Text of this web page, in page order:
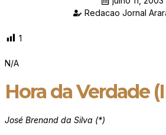
Redacao Jornal
1
N/A
Hora da Verdade
José Brenand da Silva (*)